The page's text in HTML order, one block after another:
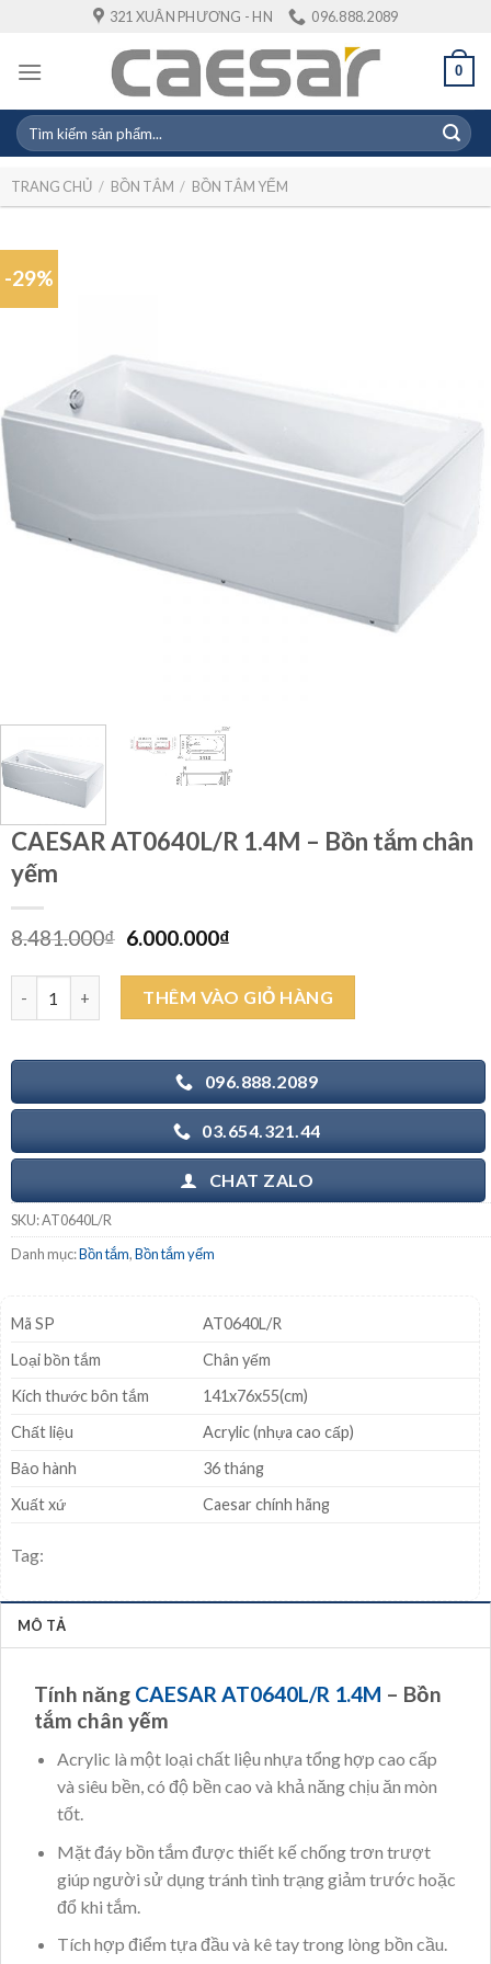
content
321 XUÂN PHƯƠNG - HN 096.888.2089
0
Tìm
kiếm:
TRANG CHỦ / BỒN TẮM / BỒN TẮM YẾM
-29%
CAESAR AT0640L/R 1.4M – Bồn tắm chân
yếm
8.481.000₫ Giá
là:
8.481.000₫.
6.000.000₫Giá
tại
là:
6.000.000₫.
CAESAR AT0640L/R 1.4M - Bồn tắm chân yếm số lượng
THÊM VÀO GIỎ HÀNG
096.888.2089
03.654.321.44
CHAT ZALO
SKU:AT0640L/R
Danh mục:Bồn tắm,Bồn tắm yếm
Mã SP
AT0640L/R
Loại bồn tắm
Chân yếm
Kích thước bôn tắm
141x76x55(cm)
Chất liệu
Acrylic (nhựa cao cấp)
Bảo hành
36 tháng
Xuất xứ
Caesar chính hãng
Tag:
MÔ TẢ
Tính năng CAESAR AT0640L/R 1.4M – Bồn
tắm chân yếm
Acrylic là một loại chất liệu nhựa tổng hợp cao cấp
và siêu bền, có độ bền cao và khả năng chịu ăn mòn
tốt.
Mặt đáy bồn tắm được thiết kế chống trơn trượt
giúp người sử dụng tránh tình trạng giảm trước hoặc
đổ khi tắm.
Tích hợp điểm tựa đầu và kê tay trong lòng bồn cầu.